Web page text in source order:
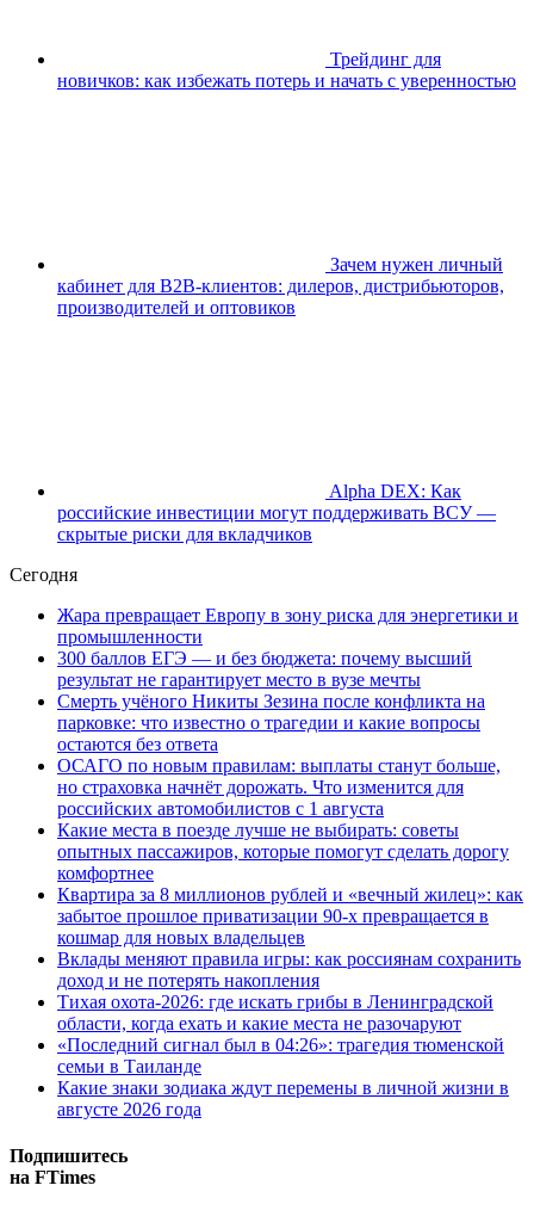
Трейдинг для
новичков: как избежать потерь и начать с уверенностью
Зачем нужен личный
кабинет для B2B-клиентов: дилеров, дистрибьюторов,
производителей и оптовиков
Alpha DEX: Как
российские инвестиции могут поддерживать ВСУ —
скрытые риски для вкладчиков
Сегодня
Жара превращает Европу в зону риска для энергетики и
промышленности
300 баллов ЕГЭ — и без бюджета: почему высший
результат не гарантирует место в вузе мечты
Смерть учёного Никиты Зезина после конфликта на
парковке: что известно о трагедии и какие вопросы
остаются без ответа
ОСАГО по новым правилам: выплаты станут больше,
но страховка начнёт дорожать. Что изменится для
российских автомобилистов с 1 августа
Какие места в поезде лучше не выбирать: советы
опытных пассажиров, которые помогут сделать дорогу
комфортнее
Квартира за 8 миллионов рублей и «вечный жилец»: как
забытое прошлое приватизации 90-х превращается в
кошмар для новых владельцев
Вклады меняют правила игры: как россиянам сохранить
доход и не потерять накопления
Тихая охота-2026: где искать грибы в Ленинградской
области, когда ехать и какие места не разочаруют
«Последний сигнал был в 04:26»: трагедия тюменской
семьи в Таиланде
Какие знаки зодиака ждут перемены в личной жизни в
августе 2026 года
Подпишитесь
на FTimes